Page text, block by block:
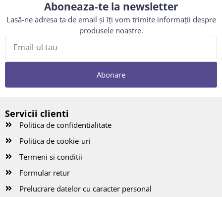
Aboneaza-te la newsletter
Lasă-ne adresa ta de email și îți vom trimite informații despre
produsele noastre.
Abonare
Servicii clienti
Politica de confidentialitate
Politica de cookie-uri
Termeni si conditii
Formular retur
Prelucrare datelor cu caracter personal